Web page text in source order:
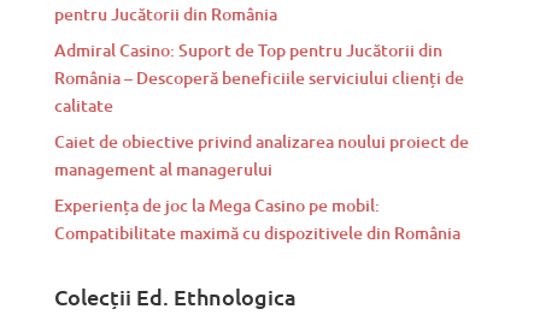
pentru Jucătorii din România
Admiral Casino: Suport de Top pentru Jucătorii din
România – Descoperă beneficiile serviciului clienți de
calitate
Caiet de obiective privind analizarea noului proiect de
management al managerului
Experiența de joc la Mega Casino pe mobil:
Compatibilitate maximă cu dispozitivele din România
Colecții Ed. Ethnologica